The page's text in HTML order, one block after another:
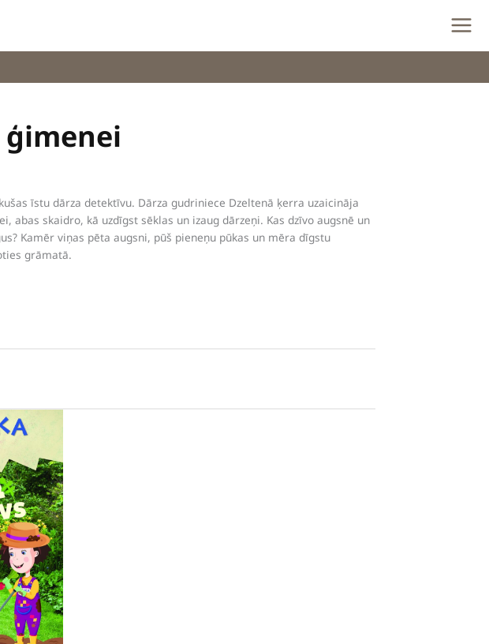
īstu dārza detektīvu. Dārza gudriniece Dzeltenā ķerra uzaicināja
abas skaidro, kā uzdīgst sēklas un izaug dārzeņi. Kas dzīvo augsnē un
Kamēr viņas pēta augsni, pūš pieneņu pūkas un mēra dīgstu
grāmatā.